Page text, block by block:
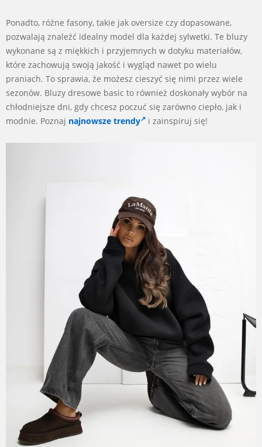
Ponadto, różne fasony, takie jak oversize czy dopasowane,
pozwalają znaleźć idealny model dla każdej sylwetki. Te bluzy
wykonane są z miękkich i przyjemnych w dotyku materiałów,
które zachowują swoją jakość i wygląd nawet po wielu
praniach. To sprawia, że możesz cieszyć się nimi przez wiele
sezonów. Bluzy dresowe basic to również doskonały wybór na
chłodniejsze dni, gdy chcesz poczuć się zarówno ciepło, jak i
modnie. Poznaj najnowsze trendy i zainspiruj się!